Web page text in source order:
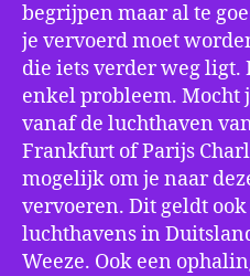
begrijpen maar al te
je vervoerd moet
die iets verder weg ligt.
enkel probleem. Mocht
vanaf de luchthaven
Frankfurt of Parijs
mogelijk om je naar
vervoeren. Dit geldt
luchthavens in
Weeze. Ook een